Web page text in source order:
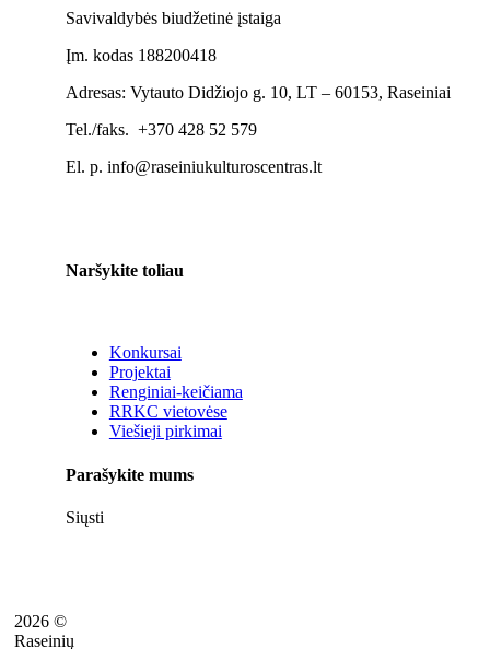
Savivaldybės biudžetinė įstaiga
Įm. kodas 188200418
Adresas: Vytauto Didžiojo g. 10, LT – 60153, Raseiniai
Tel./faks. +370 428 52 579
El. p. info@raseiniukulturoscentras.lt
Naršykite toliau
Konkursai
Projektai
Renginiai-keičiama
RRKC vietovėse
Viešieji pirkimai
Parašykite mums
Siųsti
2026 ©
Raseinių